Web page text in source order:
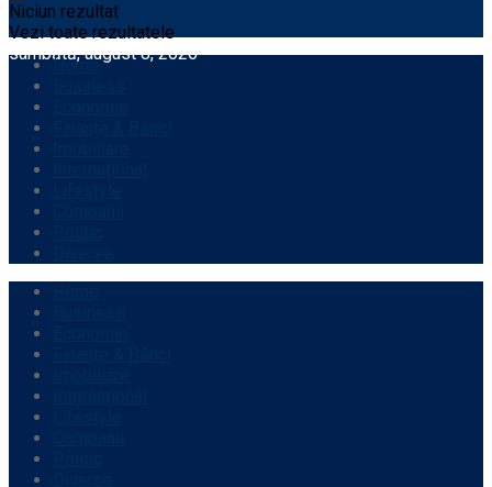
Niciun rezultat
Vezi toate rezultatele
sâmbătă, august 8, 2026
Home